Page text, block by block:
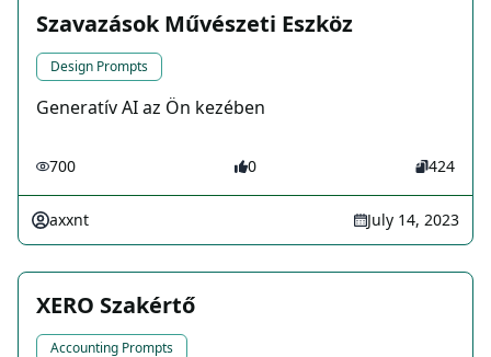
Szavazások Művészeti Eszköz
Design Prompts
Generatív AI az Ön kezében
700 0 424
axxnt July 14, 2023
XERO Szakértő
Accounting Prompts